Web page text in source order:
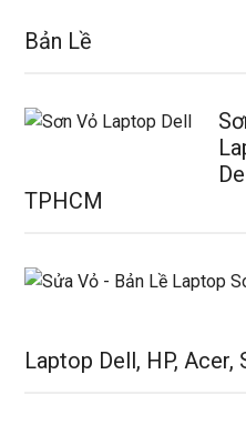
Bản Lề
TPHCM
Laptop Dell, HP, Acer,